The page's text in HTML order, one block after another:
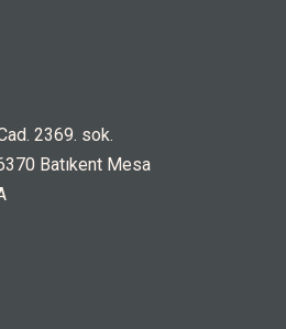
2369. sok.
Batıkent Mesa